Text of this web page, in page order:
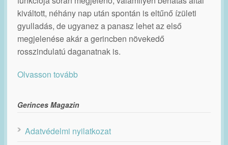
kiváltott, néhány nap után spontán is eltűnő ízületi
gyulladás, de ugyanez a panasz lehet az első
megjelenése akár a gerincben növekedő
rosszindulatú daganatnak is.
Olvasson tovább
Gerinces Magazin
Adatvédelmi nyilatkozat